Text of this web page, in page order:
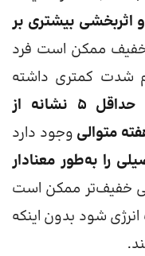
بیشتری بر
ممکن است فرد
شدت کمتری داشته
حداقل ۵ نشانه از
وجود دارد
را به‌طور معنادار
خفیف‌تر ممکن است
شود بدون اینکه